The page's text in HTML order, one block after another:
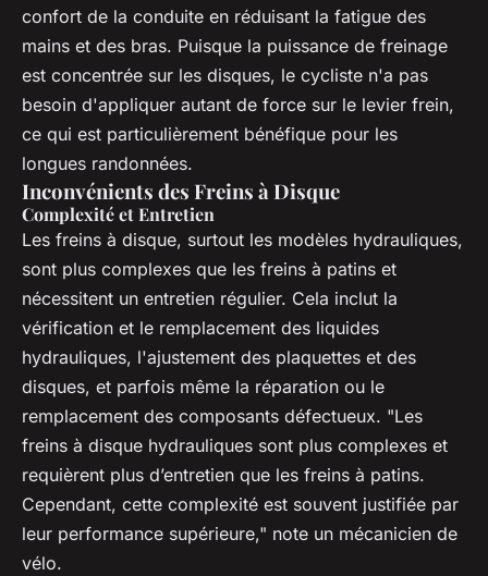
confort de la conduite en réduisant la fatigue des
mains et des bras. Puisque la puissance de freinage
est concentrée sur les disques, le cycliste n'a pas
besoin d'appliquer autant de force sur le levier frein,
ce qui est particulièrement bénéfique pour les
longues randonnées.
Inconvénients des Freins à Disque
Complexité et Entretien
Les freins à disque, surtout les modèles hydrauliques,
sont plus complexes que les freins à patins et
nécessitent un entretien régulier. Cela inclut la
vérification et le remplacement des liquides
hydrauliques, l'ajustement des plaquettes et des
disques, et parfois même la réparation ou le
remplacement des composants défectueux. "Les
freins à disque hydrauliques sont plus complexes et
requièrent plus d’entretien que les freins à patins.
Cependant, cette complexité est souvent justifiée par
leur performance supérieure," note un mécanicien de
vélo.